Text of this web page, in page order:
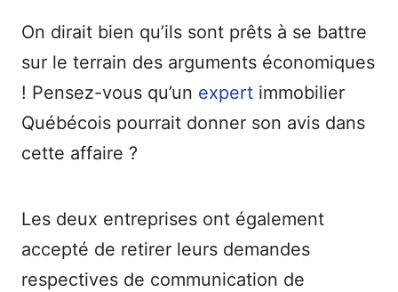
On dirait bien qu’ils sont prêts à se battre
sur le terrain des arguments économiques
! Pensez-vous qu’un expert immobilier
Québécois pourrait donner son avis dans
cette affaire ?
Les deux entreprises ont également
accepté de retirer leurs demandes
respectives de communication de